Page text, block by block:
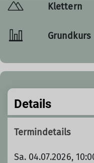
Klettern
Grundkurs
Details
Termindetails
Sa. 04.07.2026,